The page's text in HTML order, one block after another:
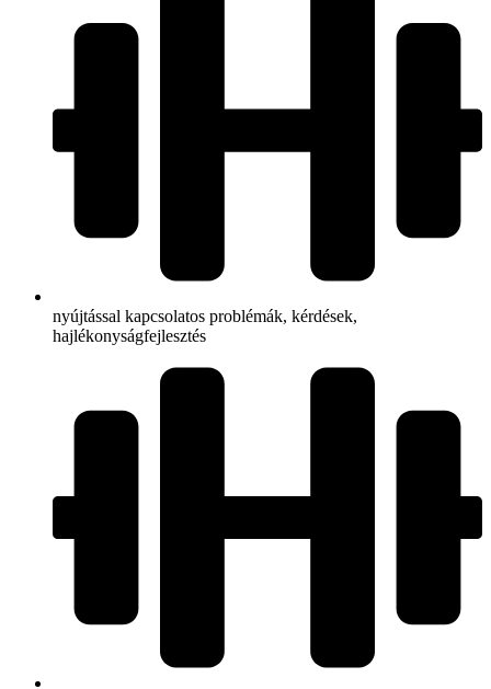
nyújtással kapcsolatos problémák, kérdések,
hajlékonyságfejlesztés